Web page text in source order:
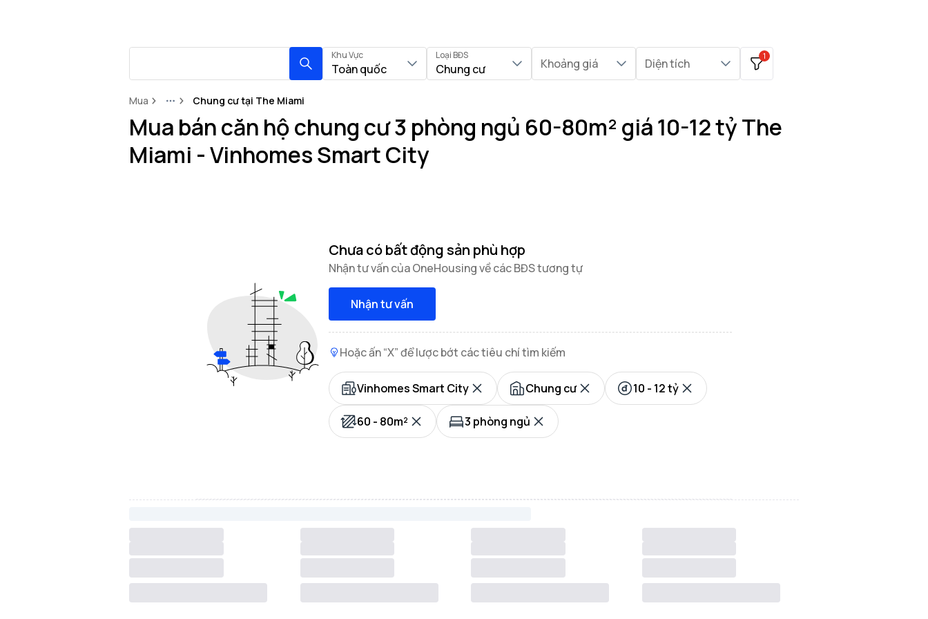
Khu Vực
Toàn quốc
Loại BĐS
Chung cư Khoảng giá Diện tích
1
Mua MoreChung cư tại The Miami
Mua bán căn hộ chung cư 3 phòng ngủ 60-80m² giá 10-12 tỷ The
Miami - Vinhomes Smart City
Chưa có bất động sản phù hợp
Nhận tư vấn của OneHousing về các BĐS tương tự
Nhận tư vấn
Hoặc ấn “X” để lược bớt các tiêu chí tìm kiếm
Vinhomes Smart City Chung cư 10 - 12 tỷ
60 - 80m² 3 phòng ngủ